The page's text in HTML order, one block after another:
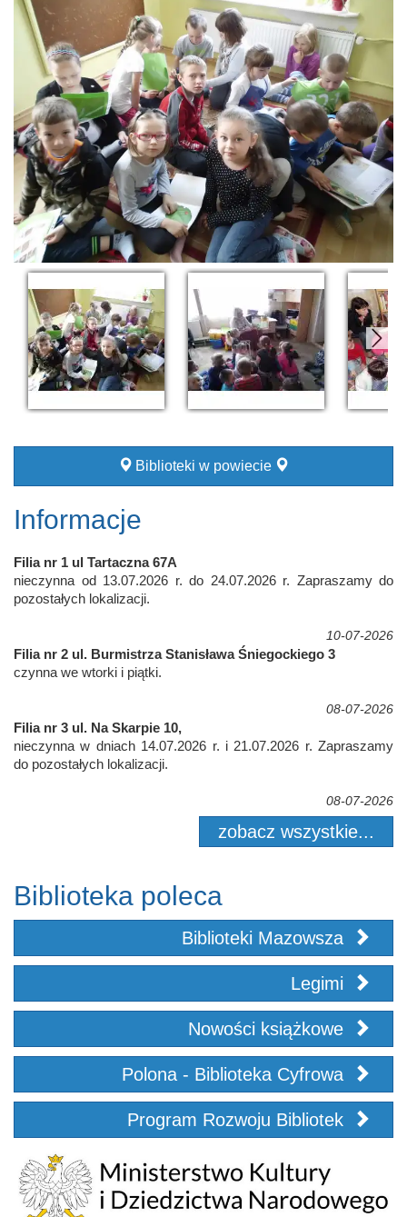
Biblioteki w powiecie
Informacje
Filia nr 1 ul Tartaczna 67A
nieczynna od 13.07.2026 r. do 24.07.2026 r. Zapraszamy do
pozostałych lokalizacji.
10-07-2026
Filia nr 2 ul. Burmistrza Stanisława Śniegockiego 3
czynna we wtorki i piątki.
08-07-2026
Filia nr 3 ul. Na Skarpie 10,
nieczynna w dniach 14.07.2026 r. i 21.07.2026 r. Zapraszamy
do pozostałych lokalizacji.
08-07-2026
zobacz wszystkie...
Biblioteka poleca
Biblioteki Mazowsza
Legimi
Nowości książkowe
Polona - Biblioteka Cyfrowa
Program Rozwoju Bibliotek